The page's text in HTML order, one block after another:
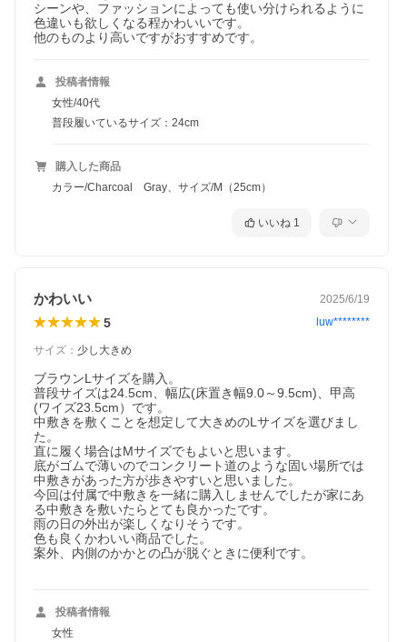
シーンや、ファッションによっても使い分けられるように
色違いも欲しくなる程かわいいです。
他のものより高いですがおすすめです。
投稿者情報
女性/40代
普段履いているサイズ：24cm
購入した商品
カラー/Charcoal Gray、サイズ/M（25cm）
いいね 1
かわいい 2025/6/19
5 luw********
サイズ ： 少し大きめ
ブラウンLサイズを購入。
普段サイズは24.5cm、幅広(床置き幅9.0～9.5cm)、甲高
(ワイズ23.5cm）です。
中敷きを敷くことを想定して大きめのLサイズを選びまし
た。
直に履く場合はMサイズでもよいと思います。
底がゴムで薄いのでコンクリート道のような固い場所では
中敷きがあった方が歩きやすいと思いました。
今回は付属で中敷きを一緒に購入しませんでしたが家にあ
る中敷きを敷いたらとても良かったです。
雨の日の外出が楽しくなりそうです。
色も良くかわいい商品でした。
案外、内側のかかとの凸が脱ぐときに便利です。
投稿者情報
女性